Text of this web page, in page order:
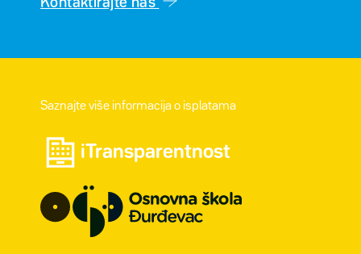
Kontaktirajte nas
Saznajte više informacija o isplatama
iTransparentnost